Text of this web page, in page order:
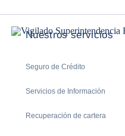
Nuestros servicios
Seguro de Crédito
Servicios de Información
Recuperación de cartera